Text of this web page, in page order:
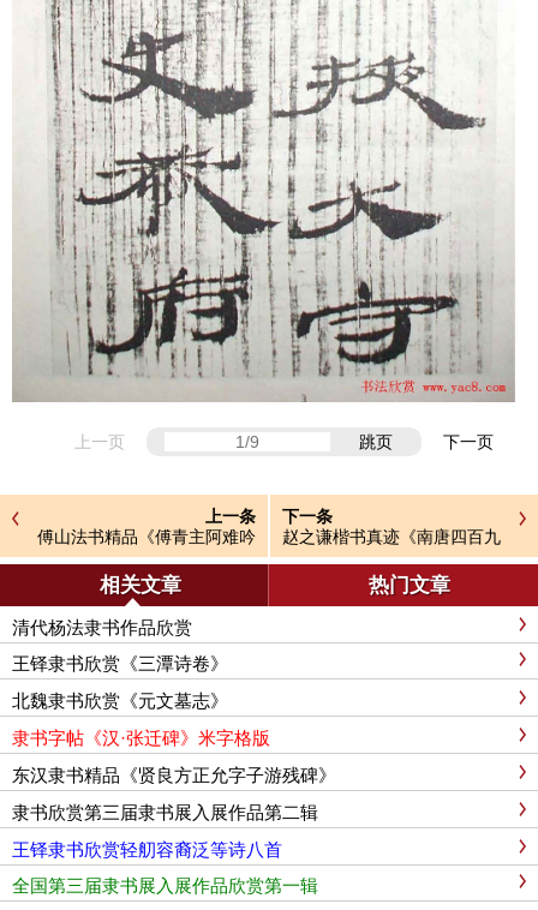
上一页 跳页 下一页
上一条
傅山法书精品《傅青主阿难吟
手迹》
下一条
赵之谦楷书真迹《南唐四百九
十六字》册
相关文章 热门文章
清代杨法隶书作品欣赏
王铎隶书欣赏《三潭诗卷》
北魏隶书欣赏《元文墓志》
隶书字帖《汉·张迁碑》米字格版
东汉隶书精品《贤良方正允字子游残碑》
隶书欣赏第三届隶书展入展作品第二辑
王铎隶书欣赏轻舠容裔泛等诗八首
全国第三届隶书展入展作品欣赏第一辑